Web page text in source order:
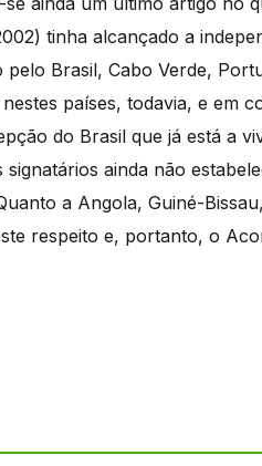
tinha alcançado a
Brasil, Cabo Verde,
países, todavia, e em
do Brasil que já está a
ainda não
a Angola, Guiné-
respeito e, portanto, o